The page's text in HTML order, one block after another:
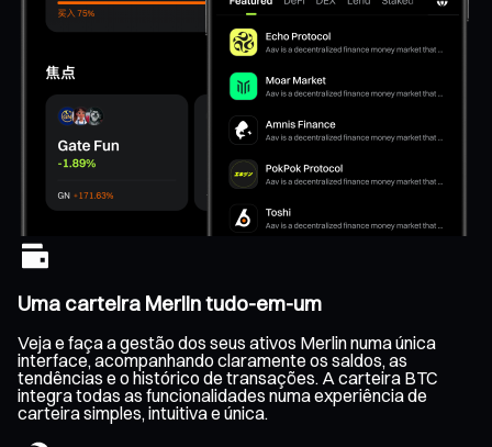
Uma carteira Merlin tudo-em-um
Veja e faça a gestão dos seus ativos Merlin numa única
interface, acompanhando claramente os saldos, as
tendências e o histórico de transações. A carteira BTC
integra todas as funcionalidades numa experiência de
carteira simples, intuitiva e única.